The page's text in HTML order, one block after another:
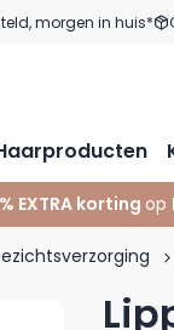
morgen in huis*
EXTRA kortingop